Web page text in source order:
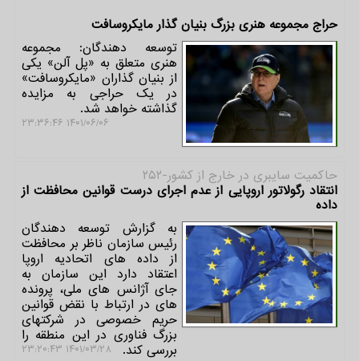
حراج مجموعه هنری بزرگ بنیان گذار مایکروسافت
توسعه دهندگان: مجموعه
هنری متعلق به «پل آلن» یکی
از بنیان گذاران «مایکروسافت»
در یک حراجی به مزایده
گذاشته خواهد شد.
۱۴۰۱/۰۶/۰۶ ۲۳:۳۶:۴۶
حاكمیت سایبری در خارج از كشور-۲۵۲
انتقاد رگولاتور اروپایی از عدم اجرای درست قوانین محافظت از
داده
به گزارش توسعه دهندگان
رئیس سازمان ناظر بر محافظت
از داده های اتحادیه اروپا
اعتقاد دارد این سازمان به
جای آژانس های ملی، پرونده
های در ارتباط با نقض قوانین
حریم خصوصی در شرکتهای
بزرگ فناوری در این منطقه را
بررسی کند. ۱۴۰۱/۰۳/۲۸ ۲۳:۲۰:۴۳